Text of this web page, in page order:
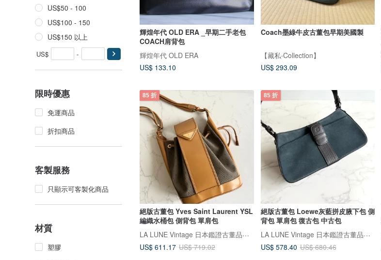
US$50 - 100
US$100 - 150
US$150 以上
US$ -
限時優惠
免運商品
折扣商品
客製服務
只顯示可客製化商品
材質
塑膠
輝煌年代 OLD ERA _早期二手老包
COACH肩背包
輝煌年代 OLD ERA
US$ 133.10
Coach墨綠牛皮古董包早期美國製
【藏私‧Collection】
US$ 293.09
85 折
絕版古董包 Yves Saint Laurent YSL
編織水桶包 側背包 單肩包
LA LUNE Vintage 日本鑑證古董品選物店
US$ 611.17 US$ 719.02
85 折
絕版古董包 Loewe灰藍拼皮腋下包 側
背包 單肩包 復古包 中古包
LA LUNE Vintage 日本鑑證古董品選物店
US$ 578.40 US$ 680.46